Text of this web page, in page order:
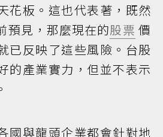
花板。這也代表著，既然
預見，那麼現在的股票 價
已反映了這些風險。台股
的產業實力，但並不表示
國與龍頭企業都會針對地